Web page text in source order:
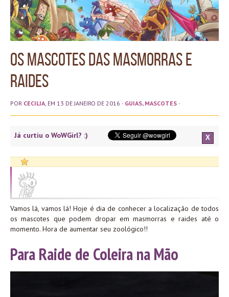
Os Mascotes das Masmorras e
Raides
POR CECILIA , EM 13 DE JANEIRO DE 2016 · GUIAS, MASCOTES ·
Já curtiu o WoWGirl? :) X
Vamos lá, vamos lá! Hoje é dia de conhecer a localização de todos
os mascotes que podem dropar em masmorras e raides até o
momento. Hora de aumentar seu zoológico!!
Para Raide de Coleira na Mão